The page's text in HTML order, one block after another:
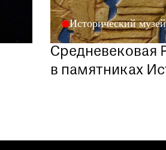
Исторический музей
Средневековая
в памятниках